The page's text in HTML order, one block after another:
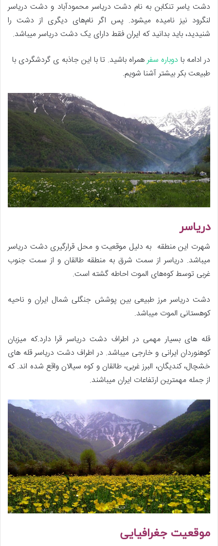
دشت یاسر تنکابن به نام‌ دشت دریاسر محمودآباد و دشت دریاسر
لنگرود نیز نامیده میشود. پس اگر نام‌های دیگری از دشت را
شنیدید، باید بدانید که ایران فقط دارای یک دشت دریاسر میباشد.
در ادامه با دوباره سفرهمراه باشید. تا با این جاذبه ی گردشگردی با
طبیعت بکر بیشتر آشنا شویم.
دریاسر
شهرت این منطقه به دلیل موقعیت و محل قرارگیری دشت دریاسر
میباشد. دریاسر از سمت شرق به منطقه طالقان و از سمت جنوب
غربی توسط کوه‌های الموت احاطه گشته است.
دشت دریاسر مرز طبیعی بین پوشش جنگلی شمال ایران و ناحیه
کوهستانی الموت میباشد.
قله های بسیار مهمی در اطراف دشت دریاسر قرا دارد.که میزبان
کوهنوردان ایرانی و خارجی میباشد. در اطراف دشت دریاسر قله های
خشچال، کندیگان، البرز غربی، طالقان و کوه سیالان واقع شده اند. که
از جمله مهمترین ارتفاعات ایران میباشند.
موقعیت جغرافیایی